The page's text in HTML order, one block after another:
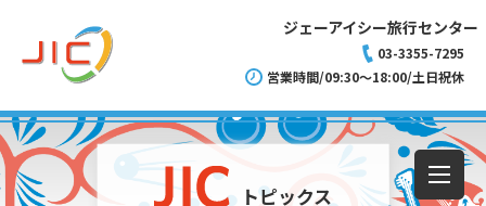
ジェーアイシー旅行センター
03-3355-7295
営業時間/09:30～18:00/土日祝休
トピックス